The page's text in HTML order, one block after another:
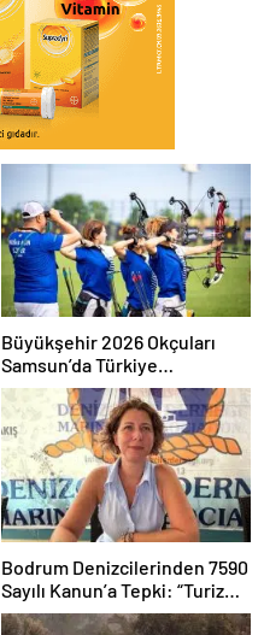
Büyükşehir 2026 Okçuları
Samsun’da Türkiye
Şampiyonu
Bodrum Denizcilerinden 7590
Sayılı Kanun’a Tepki: “Turizm
Tekneleri Gemilerle Aynı